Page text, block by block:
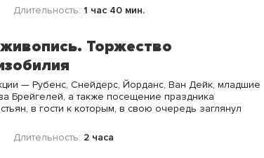
Длительность: 1 час 40 мин.
Торжество
— Рубенс, Снейдерс, Йорданс, Ван Дейк, младшие
Брейгелей, а также посещение праздника
в гости к которым, в свою очередь заглянул
Длительность: 2 часа